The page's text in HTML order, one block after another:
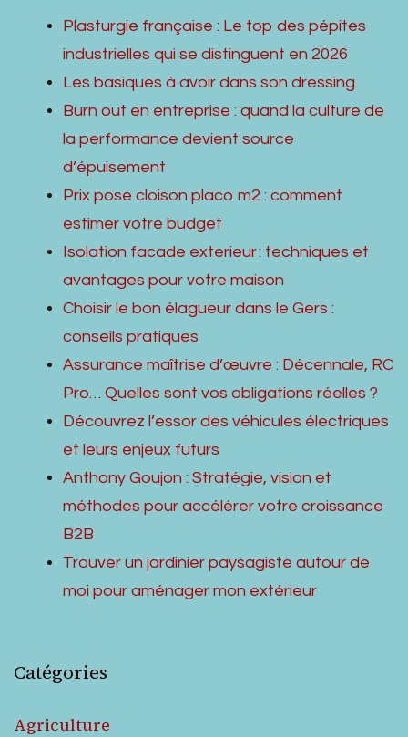
Plasturgie française : Le top des pépites
industrielles qui se distinguent en 2026
Les basiques à avoir dans son dressing
Burn out en entreprise : quand la culture de
la performance devient source
d’épuisement
Prix pose cloison placo m2 : comment
estimer votre budget
Isolation facade exterieur : techniques et
avantages pour votre maison
Choisir le bon élagueur dans le Gers :
conseils pratiques
Assurance maîtrise d’œuvre : Décennale, RC
Pro… Quelles sont vos obligations réelles ?
Découvrez l’essor des véhicules électriques
et leurs enjeux futurs
Anthony Goujon : Stratégie, vision et
méthodes pour accélérer votre croissance
B2B
Trouver un jardinier paysagiste autour de
moi pour aménager mon extérieur
Catégories
Agriculture